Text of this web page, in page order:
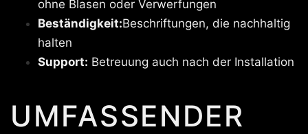
ohne Blasen oder Verwerfungen
Beständigkeit:Beschriftungen, die nachhaltig
halten
Support: Betreuung auch nach der Installation
UMFASSENDER